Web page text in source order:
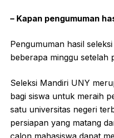
– Kapan pengumuman
Pengumuman hasil
beberapa minggu setelah
Seleksi Mandiri UNY
bagi siswa untuk meraih
satu universitas negeri
persiapan yang matang